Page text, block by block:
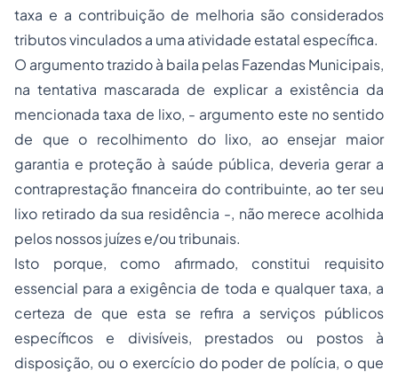
taxa e a contribuição de melhoria são considerados
tributos vinculados a uma atividade estatal específica.
O argumento trazido à baila pelas Fazendas Municipais,
na tentativa mascarada de explicar a existência da
mencionada taxa de lixo, - argumento este no sentido
de que o recolhimento do lixo, ao ensejar maior
garantia e proteção à saúde pública, deveria gerar a
contraprestação financeira do contribuinte, ao ter seu
lixo retirado da sua residência -, não merece acolhida
pelos nossos juízes e/ou tribunais.
Isto porque, como afirmado, constitui requisito
essencial para a exigência de toda e qualquer taxa, a
certeza de que esta se refira a serviços públicos
específicos e divisíveis, prestados ou postos à
disposição, ou o exercício do poder de polícia, o que